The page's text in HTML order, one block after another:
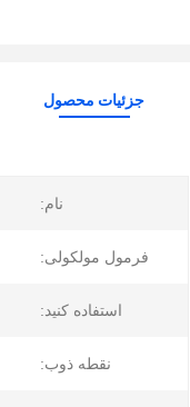
جزئیات محصول
نام:
فرمول مولکولی:
استفاده کنید:
نقطه ذوب: